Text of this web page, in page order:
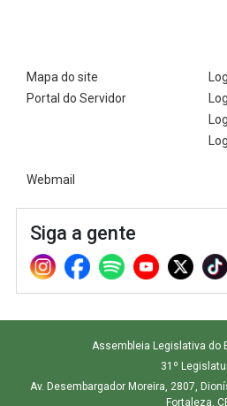
Mapa do site
Portal do Servidor
Webmail
Siga a gente
Assembleia Legislativa do
31º
Av. Desembargador Moreira, 2807,
Fortaleza,